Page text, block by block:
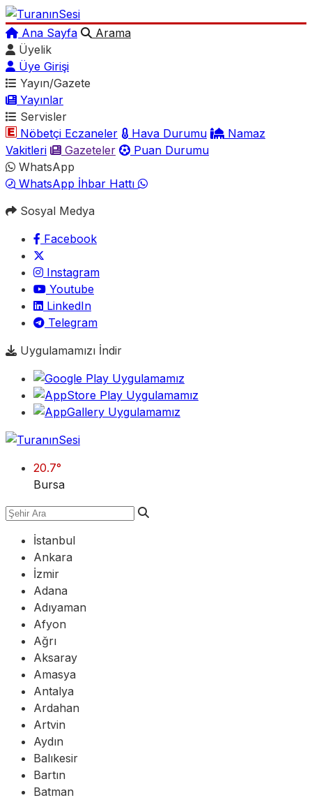
Ana Sayfa
Arama
Üyelik
Üye Girişi
Yayın/Gazete
Yayınlar
Servisler
Nöbetçi Eczaneler
Hava Durumu
Namaz
Vakitleri
Gazeteler
Puan Durumu
WhatsApp
WhatsApp İhbar Hattı
Sosyal Medya
Facebook
Instagram
Youtube
LinkedIn
Telegram
Uygulamamızı İndir
20.7°
Bursa
İstanbul
Ankara
İzmir
Adana
Adıyaman
Afyon
Ağrı
Aksaray
Amasya
Antalya
Ardahan
Artvin
Aydın
Balıkesir
Bartın
Batman